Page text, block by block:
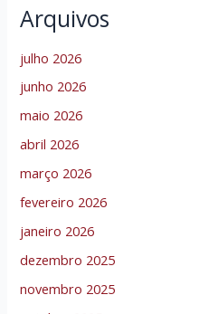
Arquivos
julho 2026
junho 2026
maio 2026
abril 2026
março 2026
fevereiro 2026
janeiro 2026
dezembro 2025
novembro 2025